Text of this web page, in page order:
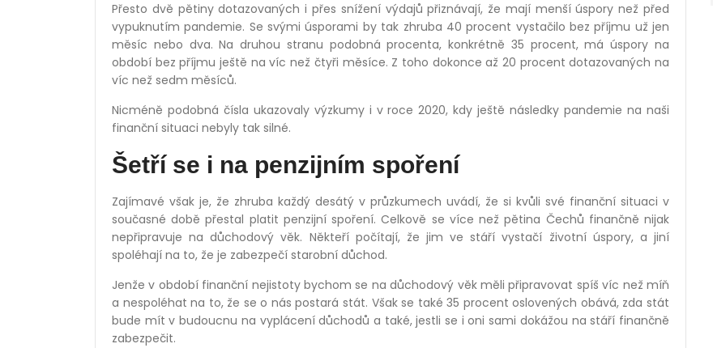
Přesto dvě pětiny dotazovaných i přes snížení výdajů přiznávají, že mají menší úspory než před
vypuknutím pandemie. Se svými úsporami by tak zhruba 40 procent vystačilo bez příjmu už jen
měsíc nebo dva. Na druhou stranu podobná procenta, konkrétně 35 procent, má úspory na
období bez příjmu ještě na víc než čtyři měsíce. Z toho dokonce až 20 procent dotazovaných na
víc než sedm měsíců.
Nicméně podobná čísla ukazovaly výzkumy i v roce 2020, kdy ještě následky pandemie na naši
finanční situaci nebyly tak silné.
Šetří se i na penzijním spoření
Zajímavé však je, že zhruba každý desátý v průzkumech uvádí, že si kvůli své finanční situaci v
současné době přestal platit penzijní spoření. Celkově se více než pětina Čechů finančně nijak
nepřipravuje na důchodový věk. Někteří počítají, že jim ve stáří vystačí životní úspory, a jiní
spoléhají na to, že je zabezpečí starobní důchod.
Jenže v období finanční nejistoty bychom se na důchodový věk měli připravovat spíš víc než míň
a nespoléhat na to, že se o nás postará stát. Však se také 35 procent oslovených obává, zda stát
bude mít v budoucnu na vyplácení důchodů a také, jestli se i oni sami dokážou na stáří finančně
zabezpečit.